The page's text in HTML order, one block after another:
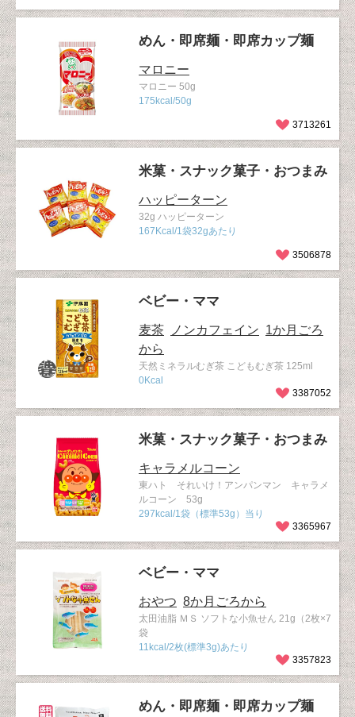
めん・即席麺・即席カップ麺
マロニー
マロニー 50g
175kcal/50g
3713261
米菓・スナック菓子・おつまみ
ハッピーターン
32g ハッピーターン
167Kcal/1袋32gあたり
3506878
ベビー・ママ
麦茶 ノンカフェイン 1か月ごろ
から
天然ミネラルむぎ茶 こどもむぎ茶 125ml
0Kcal
3387052
米菓・スナック菓子・おつまみ
キャラメルコーン
東ハト それいけ！アンパンマン キャラメ
ルコーン 53g
297kcal/1袋（標準53g）当り
3365967
ベビー・ママ
おやつ 8か月ごろから
太田油脂 ＭＳ ソフトな小魚せん 21g（2枚×7
袋
11kcal/2枚(標準3g)あたり
3357823
めん・即席麺・即席カップ麺